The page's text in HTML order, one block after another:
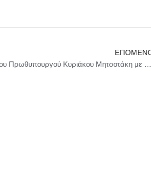
Συνάντηση του Πρωθυπουργού Κυριάκου Μητσοτάκη με την Ευρωπαία Επίτροπο Ισότητας, Ετοιμότητας και Διαχείρισης Κρίσεων Hadja Lahbib